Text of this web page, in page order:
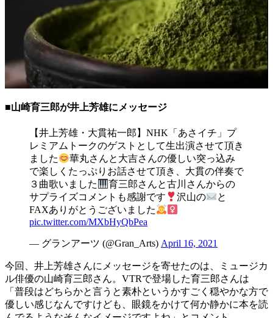
■山崎育三郎が井上芳雄にメッセージ
【井上芳雄・大貫祐一郎】NHK「あさイチ」プ
レミアムトークのゲストとして生出演させて頂き
ました
華丸さんと大吉さんの優しい突っ込み
で楽しくたっぷりお話させて頂き、大貫の伴奏で
３曲歌いました
育三郎さんと古川さんからの
サプライズコメントも感謝です
沢山の
と
FAXありがとうございました
pic.twitter.com/MXbHyQbPea
— グランアーツ (@Gran_Arts) April 16, 2021
今回、井上芳雄さんにメッセージを寄せたのは、ミュージカ
ル俳優の山崎育三郎さん。VTRで登場した育三郎さんは
「普段はどちらかと言うと素朴というかすごく穏やかな方で
優しい感じなんですけども、眼鏡をかけて何か静かに本を読